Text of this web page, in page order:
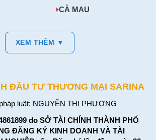
CÀ MAU
XEM THÊM ▼
ĐẦU TƯ THƯƠNG MẠI SARINA
luật: NGUYỄN THỊ PHƯƠNG
do SỞ TÀI CHÍNH THÀNH PHỐ
ĐĂNG KÝ KINH DOANH VÀ TÀI